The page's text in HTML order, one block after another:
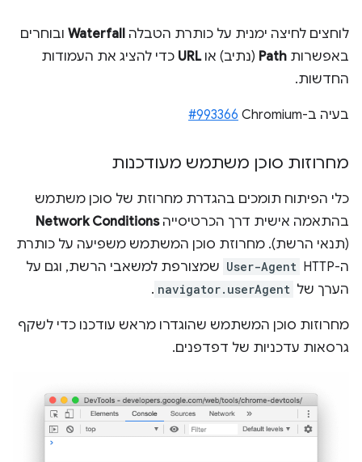
לוחצים לחיצה ימנית על כותרת הטבלה Waterfall ובוחרים
באפשרות Path (נתיב) אוURL כדי להציג את העמודות
החדשות.
בעיה ב-Chromium‏ #993366
מחרוזות סוכן משתמש מעודכנות
כלי הפיתוח תומכים בהגדרת מחרוזת של סוכן משתמש
בהתאמה אישית דרך הכרטיסייהNetwork Conditions
(תנאי הרשת). מחרוזת סוכן המשתמש משפיעה על כותרת
ה-HTTP‏
User-Agent שמצורפת למשאבי הרשת, וגם על
הערך של navigator.userAgent
.
מחרוזות סוכן המשתמש שהוגדרו מראש עודכנו כדי לשקף
גרסאות עדכניות של דפדפנים.